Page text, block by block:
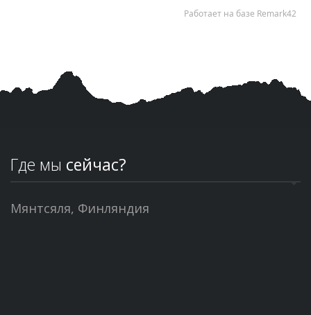
Где мы сейчас?
Мянтсяля, Финляндия